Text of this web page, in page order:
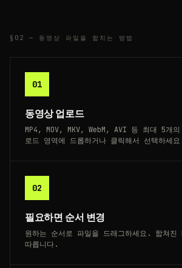
§02 — 동영상 파일을 합치는 방법
01
동영상 업로드
MP4, MOV, MKV, WebM, AVI 등 최대 5개
로드 영역에 드롭하거나 클릭해서 선택하세
02
필요하면 순서 변경
원하는 순서로 파일을 드래그하세요. 합쳐진
따릅니다.